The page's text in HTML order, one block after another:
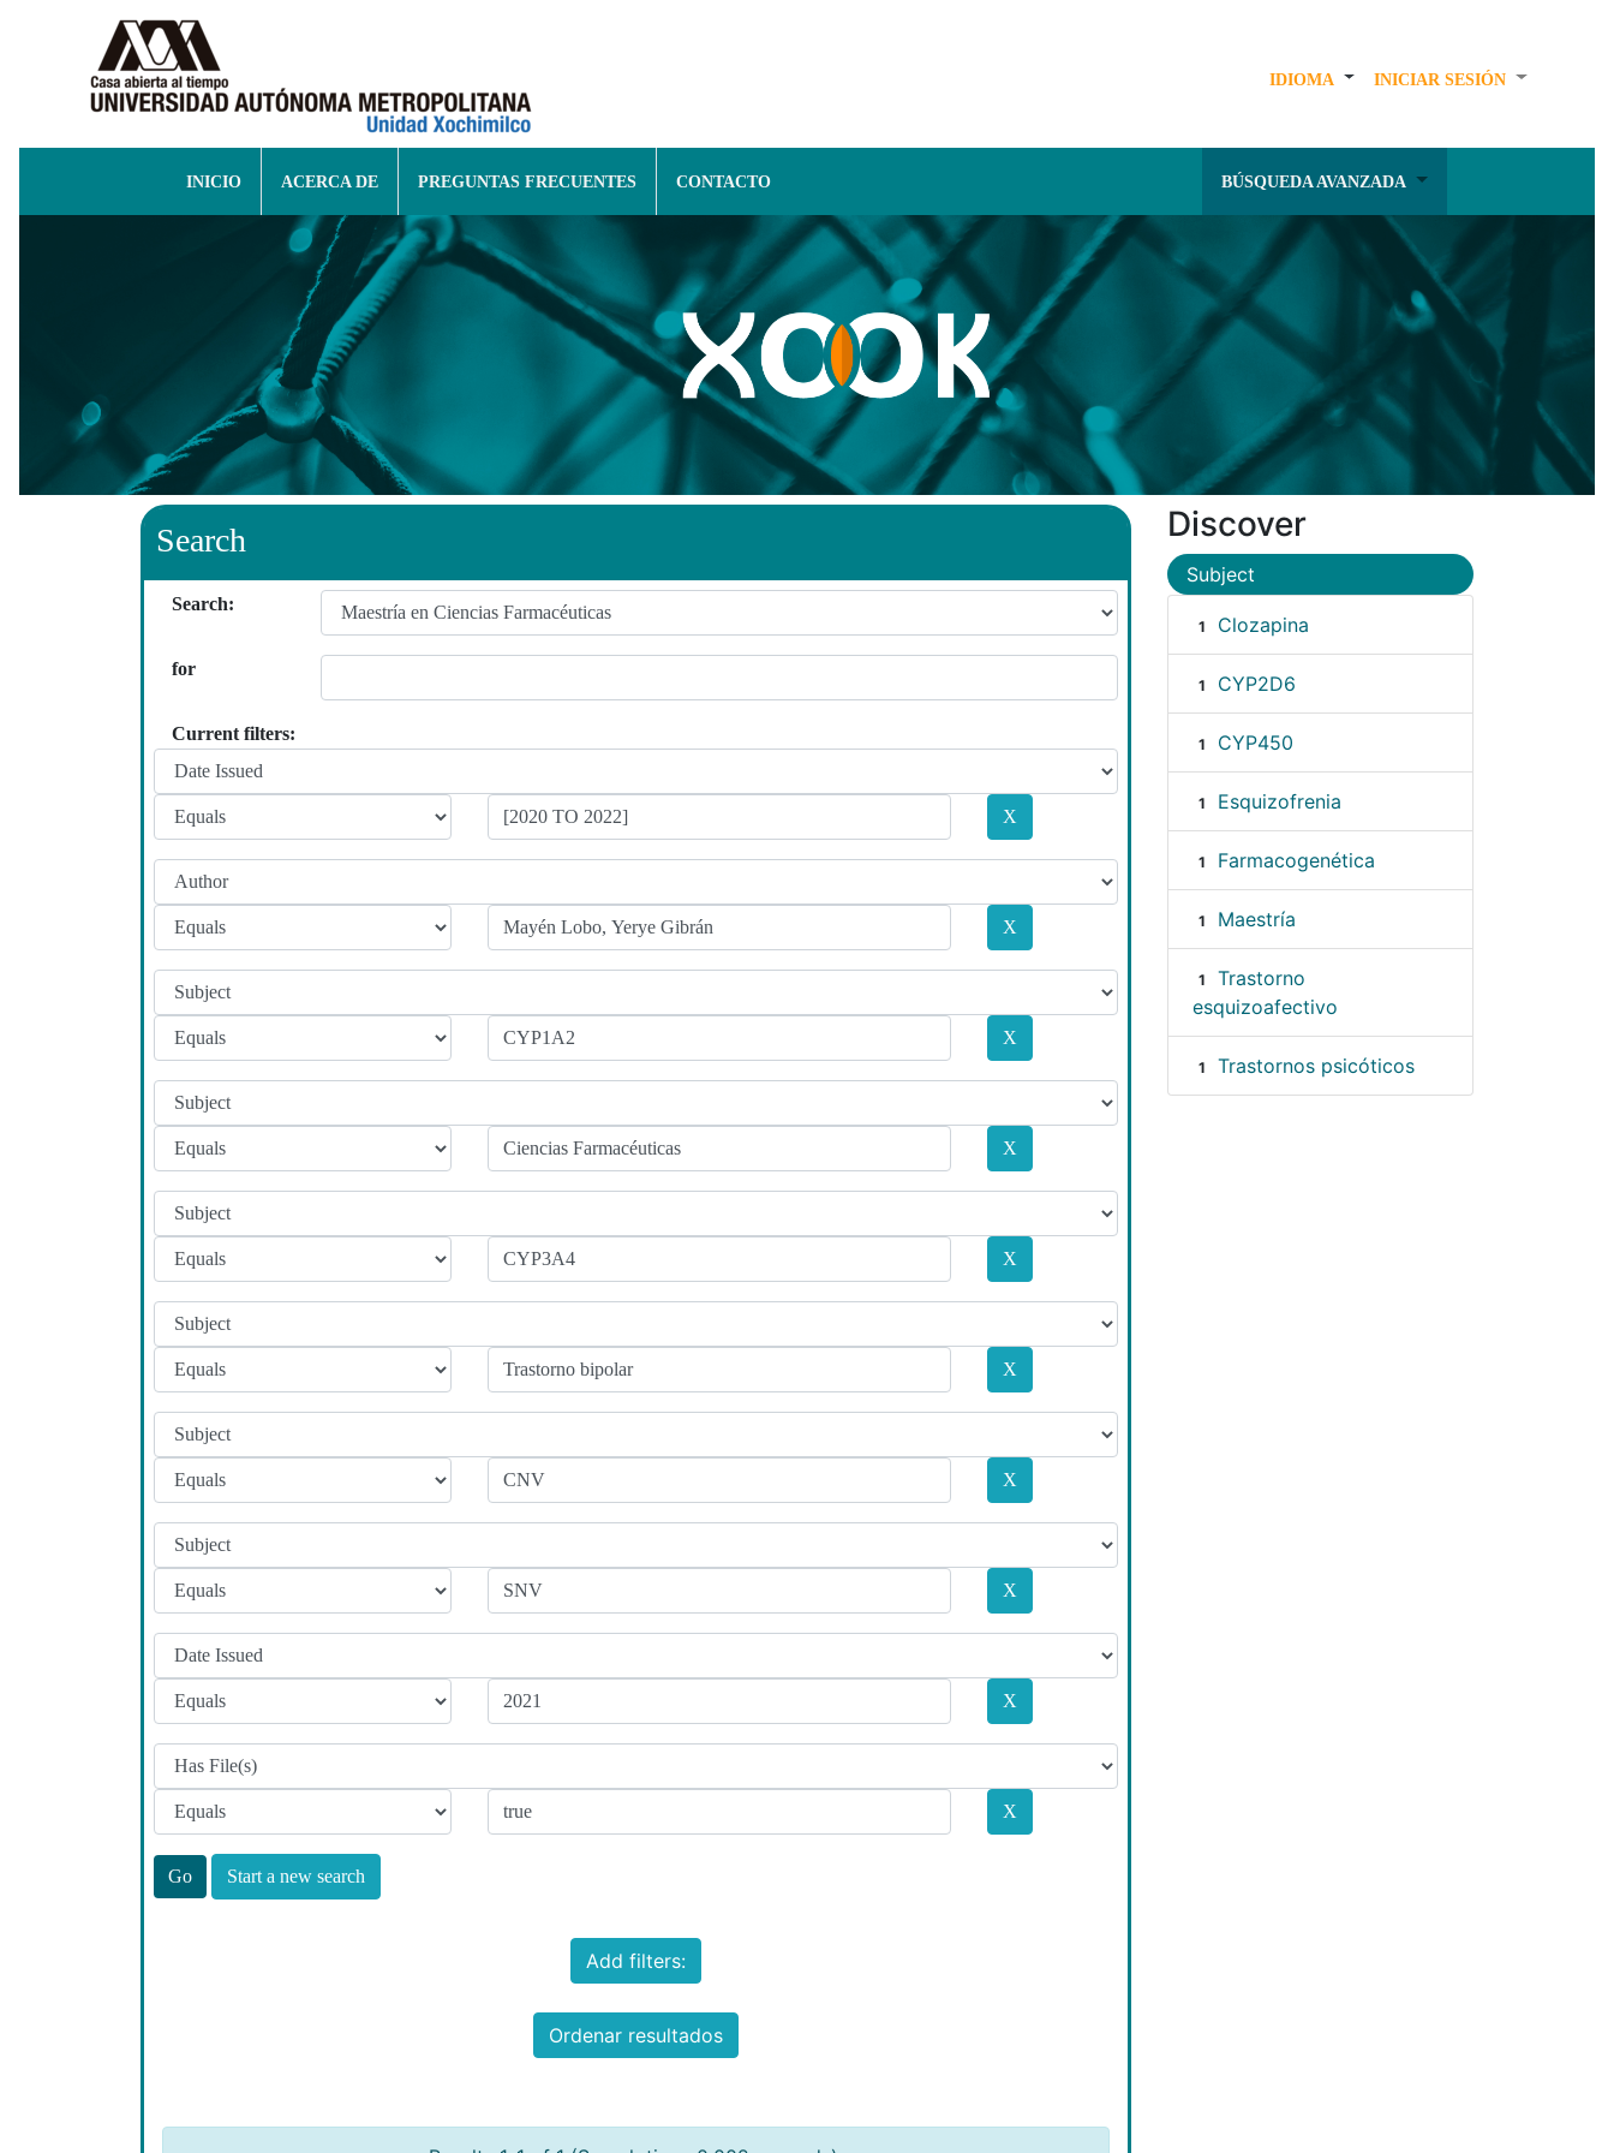
IDIOMA INICIAR SESIÓN
INICIO ACERCA DE PREGUNTAS FRECUENTES CONTACTO BÚSQUEDA AVANZADA
Search
Search:
for
Current filters:
Start a new search
Add filters:
Ordenar resultados
Discover
Subject
1 Clozapina
1 CYP2D6
1 CYP450
1 Esquizofrenia
1 Farmacogenética
1 Maestría
1
Trastorno
esquizoafectivo
1 Trastornos psicóticos